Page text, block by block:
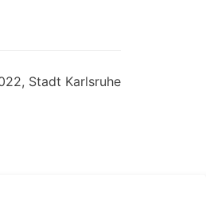
Stadt Karlsruhe